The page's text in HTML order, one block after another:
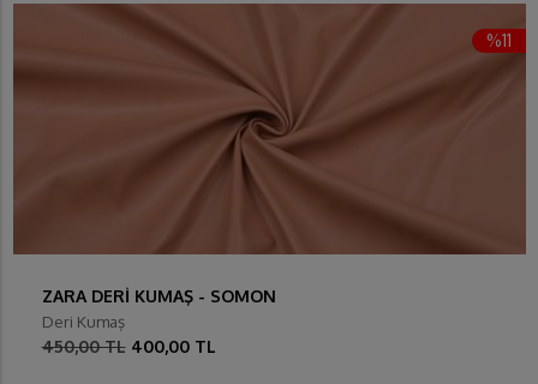
%11
ZARA DERİ KUMAŞ - SOMON
Deri Kumaş
450,00 TL 400,00 TL